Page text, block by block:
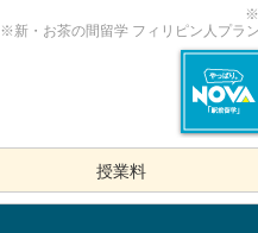
※
※新・お茶の間留学 フィリピン人プラ
授業料